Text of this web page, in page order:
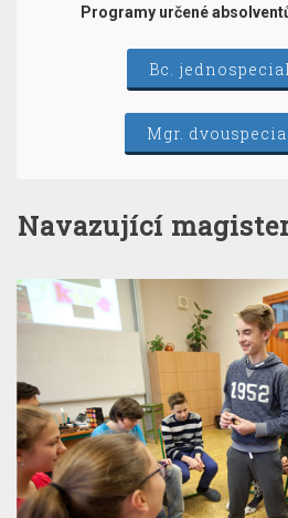
Programy určené
Bc.
Mgr.
Navazující